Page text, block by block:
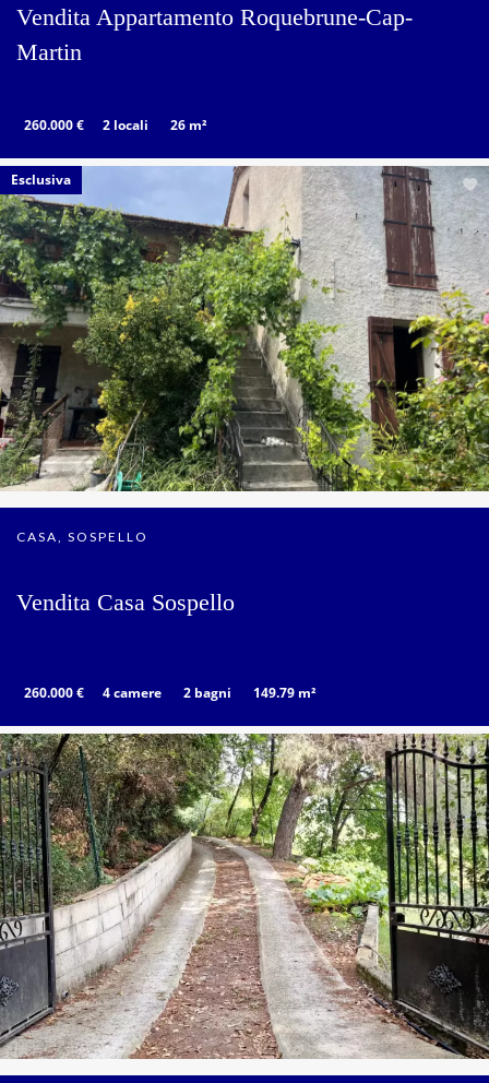
Vendita Appartamento Roquebrune-Cap-
Martin
260.000 € 2 locali 26 m²
CASA, SOSPELLO
Vendita Casa Sospello
260.000 € 4 camere 2 bagni 149.79 m²
Esclusiva